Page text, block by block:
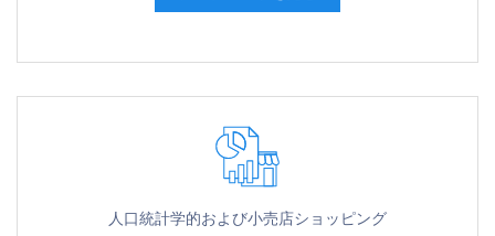
人口統計学的および小売店ショッピング